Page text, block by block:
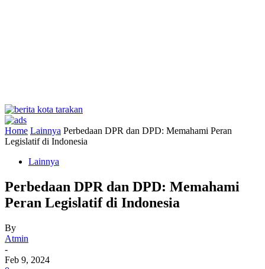
Home Lainnya Perbedaan DPR dan DPD: Memahami Peran
Legislatif di Indonesia
Lainnya
Perbedaan DPR dan DPD: Memahami
Peran Legislatif di Indonesia
By
Atmin
-
Feb 9, 2024